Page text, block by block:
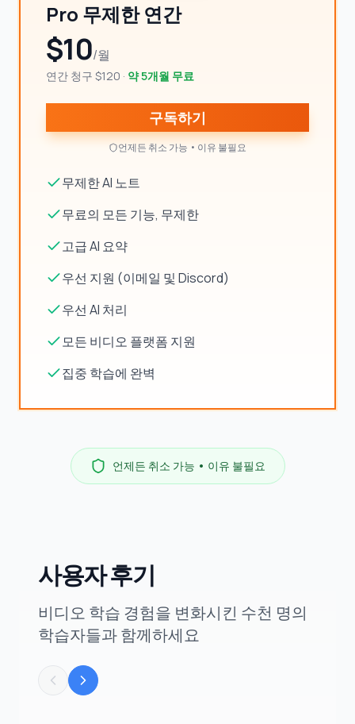
Pro 무제한 연간
$10/월
연간 청구 $120 · 약 5개월 무료
구독하기
언제든 취소 가능 • 이유 불필요
무제한 AI 노트
무료의 모든 기능, 무제한
고급 AI 요약
우선 지원 (이메일 및 Discord)
우선 AI 처리
모든 비디오 플랫폼 지원
집중 학습에 완벽
언제든 취소 가능 • 이유 불필요
사용자 후기
비디오 학습 경험을 변화시킨 수천 명의
학습자들과 함께하세요